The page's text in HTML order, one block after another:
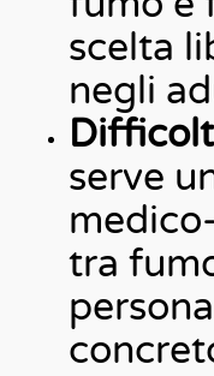
scelta
negli
serve
tra